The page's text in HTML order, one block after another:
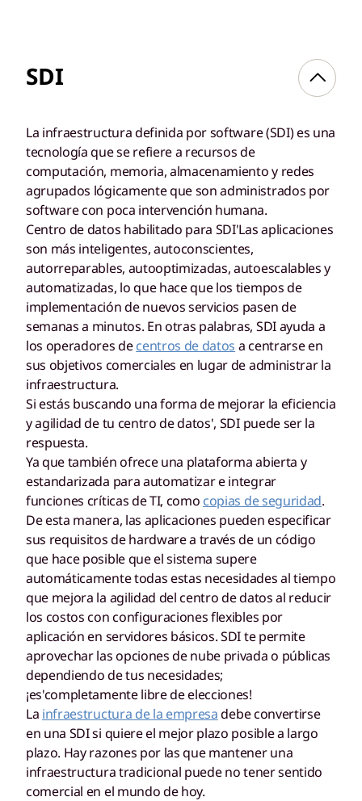
SDI
La infraestructura definida por software (SDI) es una
tecnología que se refiere a recursos de
computación, memoria, almacenamiento y redes
agrupados lógicamente que son administrados por
software con poca intervención humana.
Centro de datos habilitado para SDI'Las aplicaciones
son más inteligentes, autoconscientes,
autorreparables, autooptimizadas, autoescalables y
automatizadas, lo que hace que los tiempos de
implementación de nuevos servicios pasen de
semanas a minutos. En otras palabras, SDI ayuda a
los operadores decentros de datos a centrarse en
sus objetivos comerciales en lugar de administrar la
infraestructura.
Si estás buscando una forma de mejorar la eficiencia
y agilidad de tu centro de datos', SDI puede ser la
respuesta.
Ya que también ofrece una plataforma abierta y
estandarizada para automatizar e integrar
funciones críticas de TI, como copias de seguridad.
De esta manera, las aplicaciones pueden especificar
sus requisitos de hardware a través de un código
que hace posible que el sistema supere
automáticamente todas estas necesidades al tiempo
que mejora la agilidad del centro de datos al reducir
los costos con configuraciones flexibles por
aplicación en servidores básicos. SDI te permite
aprovechar las opciones de nube privada o públicas
dependiendo de tus necesidades;
¡es'completamente libre de elecciones!
La infraestructura de la empresadebe convertirse
en una SDI si quiere el mejor plazo posible a largo
plazo. Hay razones por las que mantener una
infraestructura tradicional puede no tener sentido
comercial en el mundo de hoy.